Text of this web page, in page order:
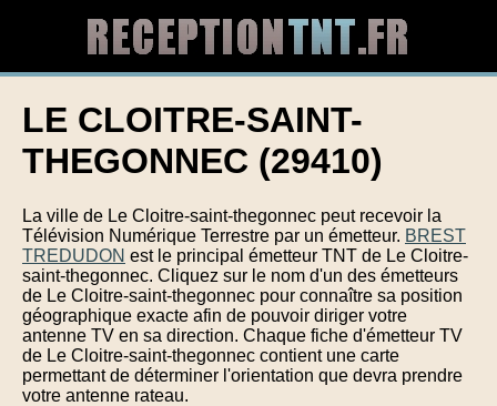
LE CLOITRE-SAINT-
THEGONNEC (29410)
La ville de Le Cloitre-saint-thegonnec peut recevoir la
Télévision Numérique Terrestre par un émetteur. BREST
TREDUDON est le principal émetteur TNT de Le Cloitre-
saint-thegonnec. Cliquez sur le nom d'un des émetteurs
de Le Cloitre-saint-thegonnec pour connaître sa position
géographique exacte afin de pouvoir diriger votre
antenne TV en sa direction. Chaque fiche d'émetteur TV
de Le Cloitre-saint-thegonnec contient une carte
permettant de déterminer l'orientation que devra prendre
votre antenne rateau.